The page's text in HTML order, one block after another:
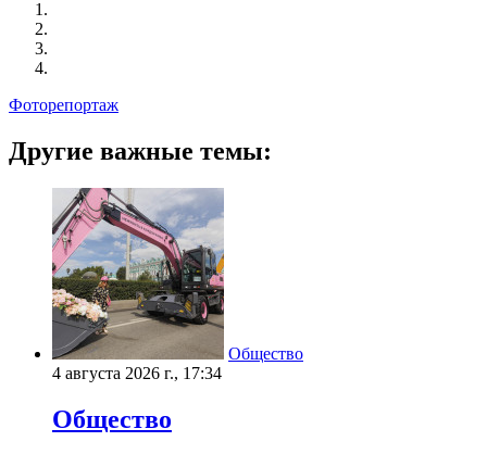
Фоторепортаж
Другие важные темы:
Общество
4 августа 2026 г., 17:34
Общество